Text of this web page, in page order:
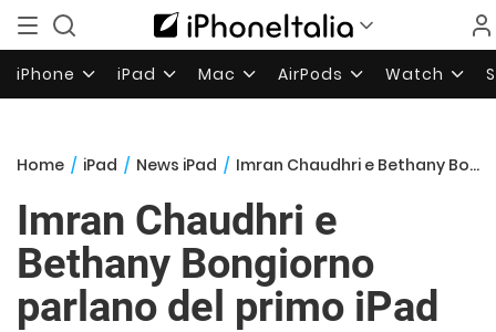
iPhone iPad Mac AirPods Watch
Home / iPad / News iPad / Imran Chaudhri e Bethany Bongiorno parlano del primo iPad
Imran Chaudhri e
Bethany Bongiorno
parlano del primo iPad